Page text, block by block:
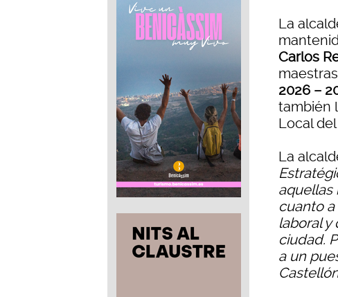
La
Carlos
2026 –
también
Local
La
aquellas
cuanto
laboral y
ciudad.
a un